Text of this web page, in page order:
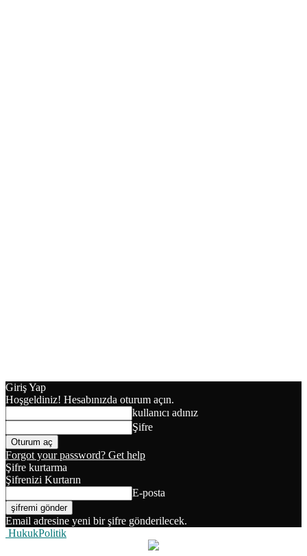
Giriş Yap
Hoşgeldiniz! Hesabınızda oturum açın.
kullanıcı adınız
Şifre
Forgot your password? Get help
Şifre kurtarma
Şifrenizi Kurtarın
E-posta
Email adresine yeni bir şifre gönderilecek.
HukukPolitik